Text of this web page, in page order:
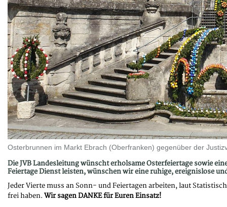
Osterbrunnen im Markt Ebrach (Oberfranken) gegenüber der
Die JVB Landesleitung wünscht erholsame Osterfeiertage sowie
Feiertage Dienst leisten, wünschen wir eine ruhige, ereignislose
Jeder Vierte muss an Sonn- und Feiertagen arbeiten, laut
frei haben. Wir sagen DANKE für Euren Einsatz!